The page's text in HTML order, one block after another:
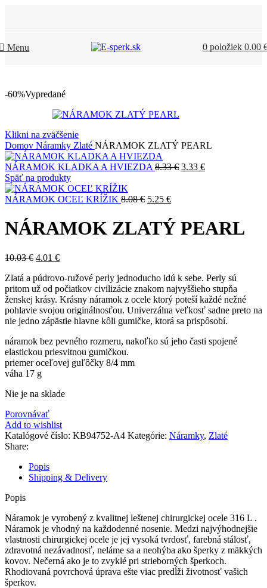
Menu 0 položiek 0.00
-60%Vypredané
Klikni na zväčšenie
Domov Náramky Zlaté NÁRAMOK ZLATÝ PEARL
NÁRAMOK KLADKA A HVIEZDA 8.33€ 3.33 €
Späť na produkty
NÁRAMOK OCEĽ KRÍŽIK 8.08€ 5.25 €
NÁRAMOK ZLATÝ PEARL
10.03€ 4.01 €
Zlatá a púdrovo-ružové perly jednoducho idú k sebe. Perly sú
pritom už od počiatkov civilizácie znakom najvyššieho stupňa
ženskej krásy. Krásny náramok z ocele ktorý poteší každé nežné
pohlavie svojou originálnosťou. Univerzálna veľkosť sadne preto na
nie jedno zápästie hlavne kôli gumičke, ktorá sa prispôsobí.
náramok bez pevného rozmeru, nakoľko sú jeho časti spojené
elastickou priesvitnou gumičkou.
priemer oceľovej guľôčky 8/4 mm
váha 17 g
Nie je na sklade
Porovnávať
Add to wishlist
Katalógové číslo: KB94752-A4 Kategórie: Náramky, Zlaté
Share:
Popis
Shipping & Delivery
Popis
Náramok je vyrobený z kvalitnej leštenej chirurgickej ocele 316 L .
Náramok je vhodný na každodenné nosenie. Medzi najvýhodnejšie
vlastnosti chirurgickej ocele je jej vysoká tvrdosť, farebná stálosť,
zdravotná nezávadnosť, neláme sa a neohýba ako šperky z mäkkých
kovov. Nečerná ako je to zvyklé pri strieborných šperkoch.
Rhodiovaná povrchová úprava ešte viac predĺži životnosť vašich
šperkov.